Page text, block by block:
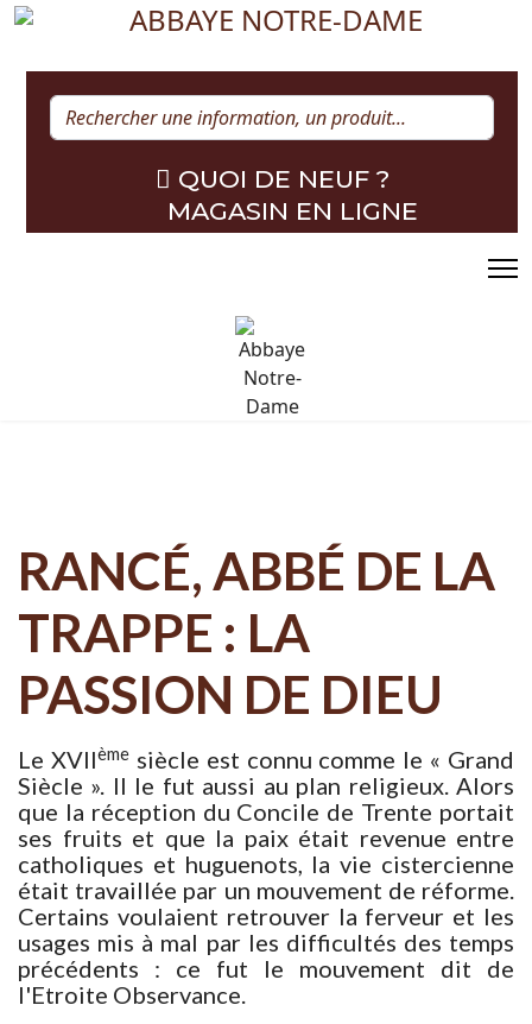
Rechercher
QUOI DE NEUF ?
MAGASIN EN LIGNE
RANCÉ, ABBÉ DE LA
TRAPPE : LA
PASSION DE DIEU
Le XVIIèmesiècle est connu comme le « Grand
Siècle ». Il le fut aussi au plan religieux. Alors
que la réception du Concile de Trente portait
ses fruits et que la paix était revenue entre
catholiques et huguenots, la vie cistercienne
était travaillée par un mouvement de réforme.
Certains voulaient retrouver la ferveur et les
usages mis à mal par les difficultés des temps
précédents : ce fut le mouvement dit de
l'Etroite Observance.